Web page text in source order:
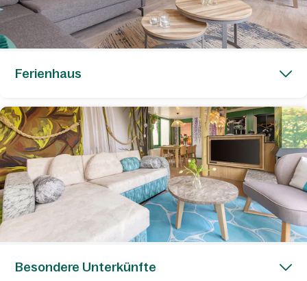
Ferienhaus
Besondere Unterkünfte